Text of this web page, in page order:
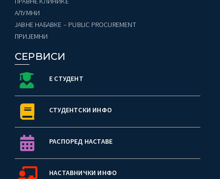
AЛУМНИ
ЈАВНЕ НАБАВКЕ – PUBLIC PROCUREMENT
ПРИЈЕМНИ
СЕРВИСИ
Е СТУДЕНТ
СТУДЕНТСКИ ИНФО
РАСПОРЕД НАСТАВЕ
НАСТАВНИЧКИ ИНФО